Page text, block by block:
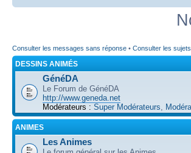
Consulter les messages sans réponse • Consulter les
DESSINS ANIMÉS
GénéDA
Le Forum de GénéDA
http://www.geneda.net
Modérateurs : Super Modérateurs
ANIMES
Les Animes